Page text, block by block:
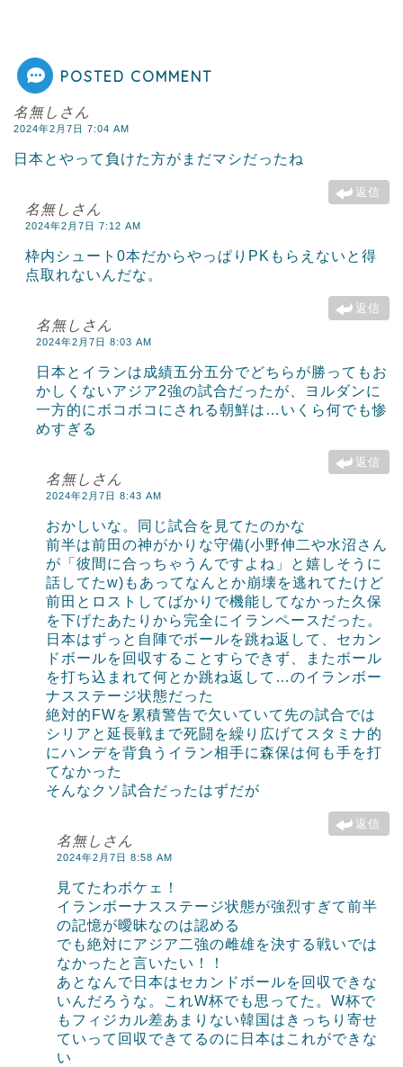
POSTED COMMENT
名無しさん
2024年2月7日 7:04 AM
日本とやって負けた方がまだマシだったね
返信
名無しさん
2024年2月7日 7:12 AM
枠内シュート0本だからやっぱりPKもらえないと得
点取れないんだな。
返信
名無しさん
2024年2月7日 8:03 AM
日本とイランは成績五分五分でどちらが勝ってもお
かしくないアジア2強の試合だったが、ヨルダンに
一方的にボコボコにされる朝鮮は…いくら何でも惨
めすぎる
返信
名無しさん
2024年2月7日 8:43 AM
おかしいな。同じ試合を見てたのかな
前半は前田の神がかりな守備(小野伸二や水沼さん
が「彼間に合っちゃうんですよね」と嬉しそうに
話してたw)もあってなんとか崩壊を逃れてたけど
前田とロストしてばかりで機能してなかった久保
を下げたあたりから完全にイランペースだった。
日本はずっと自陣でボールを跳ね返して、セカン
ドボールを回収することすらできず、またボール
を打ち込まれて何とか跳ね返して…のイランボー
ナスステージ状態だった
絶対的FWを累積警告で欠いていて先の試合では
シリアと延長戦まで死闘を繰り広げてスタミナ的
にハンデを背負うイラン相手に森保は何も手を打
てなかった
そんなクソ試合だったはずだが
返信
名無しさん
2024年2月7日 8:58 AM
見てたわボケェ！
イランボーナスステージ状態が強烈すぎて前半
の記憶が曖昧なのは認める
でも絶対にアジア二強の雌雄を決する戦いでは
なかったと言いたい！！
あとなんで日本はセカンドボールを回収できな
いんだろうな。これW杯でも思ってた。W杯で
もフィジカル差あまりない韓国はきっちり寄せ
ていって回収できてるのに日本はこれができな
い